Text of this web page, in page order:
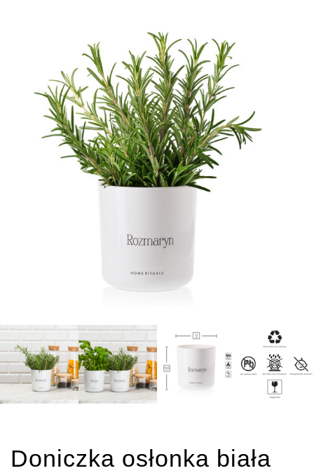
Doniczka osłonka biała